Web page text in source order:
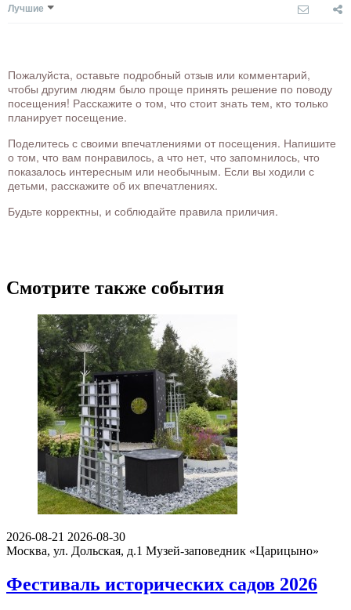
Лучшие
Пожалуйста, оставьте подробный отзыв или комментарий,
чтобы другим людям было проще принять решение по поводу
посещения! Расскажите о том, что стоит знать тем, кто только
планирует посещение.
Поделитесь с своими впечатлениями от посещения. Напишите
о том, что вам понравилось, а что нет, что запомнилось, что
показалось интересным или необычным. Если вы ходили с
детьми, расскажите об их впечатлениях.
Будьте корректны, и соблюдайте правила приличия.
Смотрите также события
2026-08-21 2026-08-30
Москва, ул. Дольская, д.1 Музей-заповедник «Царицыно»
Фестиваль исторических садов 2026